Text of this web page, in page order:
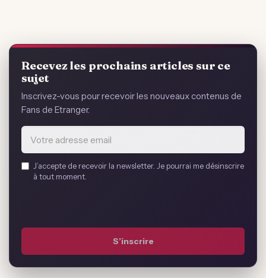
Recevez les prochains articles sur ce
sujet
Inscrivez-vous pour recevoir les nouveaux contenus de
Fans de Etranger.
addressJ’accepte de recevoir la newsletter. Je pourrai me désinscrire
à tout moment.
S’inscrire